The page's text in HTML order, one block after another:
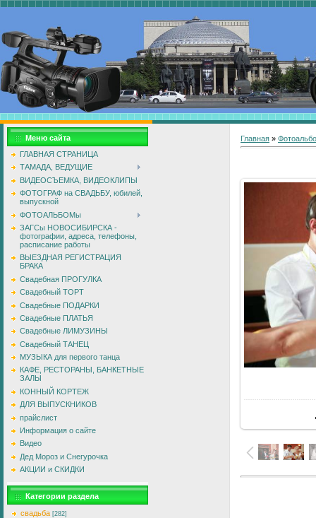
Меню сайта
ГЛАВНАЯ СТРАНИЦА
ТАМАДА, ВЕДУЩИЕ
ВИДЕОСЪЕМКА, ВИДЕОКЛИПЫ
ФОТОГРАФ на СВАДЬБУ, юбилей,
выпускной
ФОТОАЛЬБОМы
ЗАГСы НОВОСИБИРСКА -
фотографии, адреса, телефоны,
расписание работы
ВЫЕЗДНАЯ РЕГИСТРАЦИЯ
БРАКА
Свадебная ПРОГУЛКА
Свадебный ТОРТ
Свадебные ПОДАРКИ
Свадебные ПЛАТЬЯ
Свадебные ЛИМУЗИНЫ
Свадебный ТАНЕЦ
МУЗЫКА для первого танца
КАФЕ, РЕСТОРАНЫ, БАНКЕТНЫЕ
ЗАЛЫ
КОННЫЙ КОРТЕЖ
ДЛЯ ВЫПУСКНИКОВ
прайслист
Информация о сайте
Видео
Дед Мороз и Снегурочка
АКЦИИ и СКИДКИ
Категории раздела
свадьба [282]
Главная »